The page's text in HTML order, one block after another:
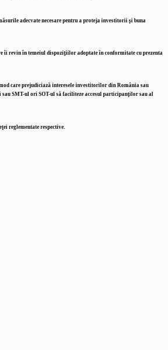
adecvate necesare pentru a proteja investitorii şi buna
îi revin în temeiul dispoziţiilor adoptate în conformitate cu prezenta
care prejudiciază interesele investitorilor din România sau
SMT-ul ori SOT-ul să faciliteze accesul participanţilor sau al
reglementate respective.